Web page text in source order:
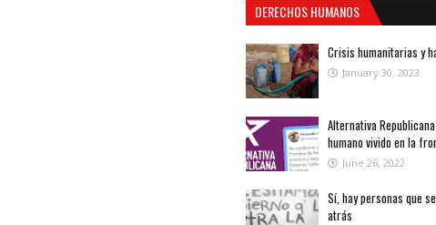
DERECHOS HUMANOS
Crisis humanitarias y
January 30, 2023
Alternativa
humano vivido en la
June 26, 2022
Sí, hay personas que
atrás